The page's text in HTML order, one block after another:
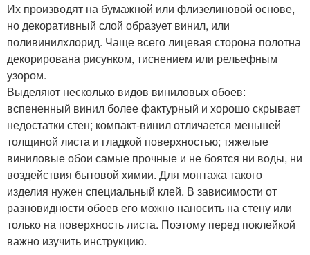
Их производят на бумажной или флизелиновой основе,
но декоративный слой образует винил, или
поливинилхлорид. Чаще всего лицевая сторона полотна
декорирована рисунком, тиснением или рельефным
узором.
Выделяют несколько видов виниловых обоев:
вспененный винил более фактурный и хорошо скрывает
недостатки стен; компакт-винил отличается меньшей
толщиной листа и гладкой поверхностью; тяжелые
виниловые обои самые прочные и не боятся ни воды, ни
воздействия бытовой химии. Для монтажа такого
изделия нужен специальный клей. В зависимости от
разновидности обоев его можно наносить на стену или
только на поверхность листа. Поэтому перед поклейкой
важно изучить инструкцию.